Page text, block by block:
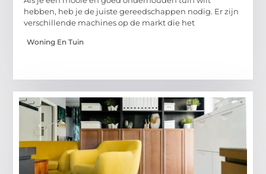
hebben, heb je de juiste gereedschappen nodig. Er zijn
verschillende machines op de markt die het
Woning En Tuin